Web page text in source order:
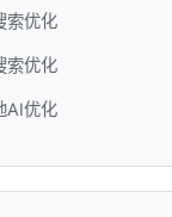
索优化
索优化
AI优化